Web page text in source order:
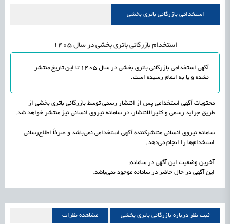
اشتغال و کارآفرینی راه‌اندازی «کارخانه نوآوری مینیاتوری فرآورده‌های گیاهی و طبیعی» در دستور کار معاونتاستخدامی بازرگانی باتری بخشی
استخدام بازرگانی باتری بخشی در سال 1405
آگهی استخدامی بازرگانی باتری بخشی در سال 1405 تا این تاریخ منتشر
نشده و یا به اتمام رسیده است.
محتویات آگهی استخدامی پس از انتشار رسمی توسط بازرگانی باتری بخشی از
طریق جراید رسمی و کثیرالانتشار، در سامانه نیروی انسانی نیز منتشر خواهد شد.
سامانه نیروی انسانی منتشرکننده آگهی استخدامی نمی‌باشد و صرفاً اطلاع‌رسانی
استخدام‌ها را انجام می‌دهد.
آخرین وضعیت این آگهی در سامانه:
این آگهی در حال حاضر در سامانه موجود نمی‌باشد.
ثبت نظر درباره بازرگانی باتری بخشی مشاهده نظرات